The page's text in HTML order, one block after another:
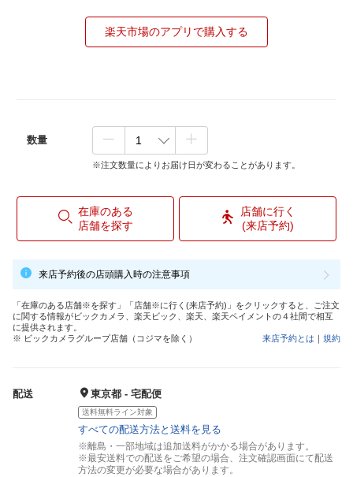
楽天市場のアプリで購入する
数量
※注文数量によりお届け日が変わることがあります。
在庫のある
店舗を探す
店舗に行く
(来店予約)
来店予約後の店頭購入時の注意事項
「在庫のある店舗※を探す」「店舗※に行く(来店予約)」をクリックすると、ご注文
に関する情報がビックカメラ、楽天ビック、楽天、楽天ペイメントの４社間で相互
に提供されます。
※ ビックカメラグループ店舗（コジマを除く）
来店予約とは ｜ 規約
配送 東京都 - 宅配便
送料無料ライン対象
すべての配送方法と送料を見る
※離島・一部地域は追加送料がかかる場合があります。
※最安送料での配送をご希望の場合、注文確認画面にて配送
方法の変更が必要な場合があります。